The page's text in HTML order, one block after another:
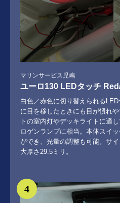
マリンサービス児嶋
ユーロ130 LEDタッチ
白色／赤色に切り替えられる
に目を移したときにも目が慣れ
トの室内灯やデッキライトに適
ロゲンランプに相当。本体スイ
ができ、光量の調整も可能。サ
大厚さ29.5ミリ。
4